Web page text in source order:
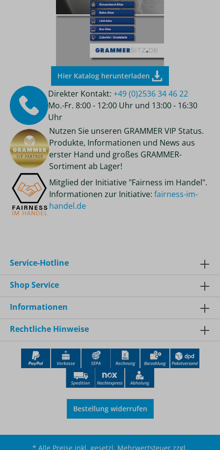
Hier Katalog herunterladen
Direkter Kontakt:+49 (0)2536 34 46 22
Mo.-Fr. 8:00 - 12:00 Uhr und 13:00 - 16:30
Uhr
Nutzen Sie unseren GRAMMER VIP Status.
Produkte, Informationen und News aus
erster Hand und großes GRAMMER-
Sortiment ab Lager!
Mitglied der Initiative "Fairness im Handel".
Informationen zur Initiative: fairness-im-
handel.de
Service-Hotline
Shop Service
Informationen
Rechtliche Hinweise
Bestellung widerrufen
* Alle Preise inkl. gesetzl. Mehrwertsteuer zzgl.